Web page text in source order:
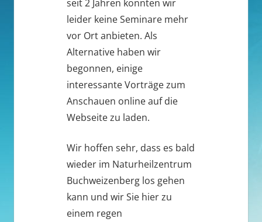
seit 2 Jahren konnten wir
leider keine Seminare mehr
vor Ort anbieten. Als
Alternative haben wir
begonnen, einige
interessante Vorträge zum
Anschauen online auf die
Webseite zu laden.
Wir hoffen sehr, dass es bald
wieder im Naturheilzentrum
Buchweizenberg los gehen
kann und wir Sie hier zu
einem regen